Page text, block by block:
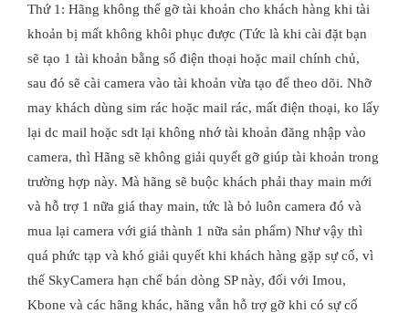
Thứ 1: Hãng không thể gỡ tài khoản cho khách hàng khi tài
khoản bị mất không khôi phục được (Tức là khi cài đặt bạn
sẽ tạo 1 tài khoản bằng số điện thoại hoặc mail chính chủ,
sau đó sẽ cài camera vào tài khoản vừa tạo để theo dõi. Nhỡ
may khách dùng sim rác hoặc mail rác, mất điện thoại, ko lấy
lại dc mail hoặc sdt lại không nhớ tài khoản đăng nhập vào
camera, thì Hãng sẽ không giải quyết gỡ giúp tài khoản trong
trường hợp này. Mà hãng sẽ buộc khách phải thay main mới
và hỗ trợ 1 nữa giá thay main, tức là bỏ luôn camera đó và
mua lại camera với giá thành 1 nữa sản phẩm) Như vậy thì
quá phức tạp và khó giải quyết khi khách hàng gặp sự cố, vì
thế SkyCamera hạn chế bán dòng SP này, đối với Imou,
Kbone và các hãng khác, hãng vẫn hỗ trợ gỡ khi có sự cố